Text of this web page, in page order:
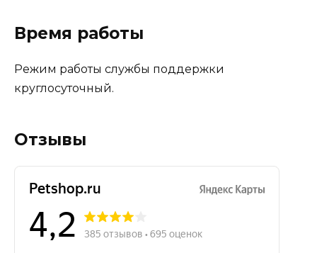
Время работы
Режим работы службы поддержки
круглосуточный.
Отзывы